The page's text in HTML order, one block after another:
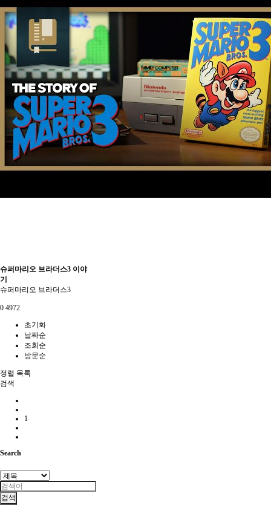
슈퍼마리오 브라더스3 이야
기
슈퍼마리오 브라더스3
0 4972
초기화
날짜순
조회순
방문순
정렬 목록
검색
1
Search
검색